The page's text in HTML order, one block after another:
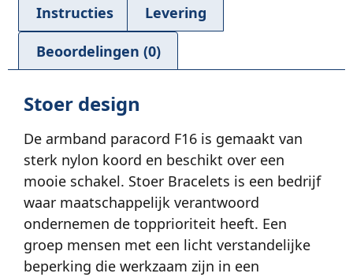
Instructies Levering
Beoordelingen (0)
Stoer design
De armband paracord F16 is gemaakt van
sterk nylon koord en beschikt over een
mooie schakel. Stoer Bracelets is een bedrijf
waar maatschappelijk verantwoord
ondernemen de topprioriteit heeft. Een
groep mensen met een licht verstandelijke
beperking die werkzaam zijn in een